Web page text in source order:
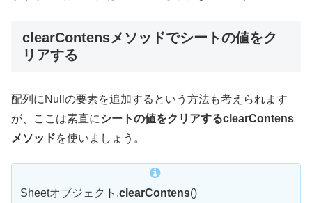
clearContensメソッドでシートの値をク
リアする
配列にNullの要素を追加するという方法も考えられます
が、ここは素直にシートの値をクリアするclearContens
メソッドを使いましょう。
Sheetオブジェクト.clearContens()